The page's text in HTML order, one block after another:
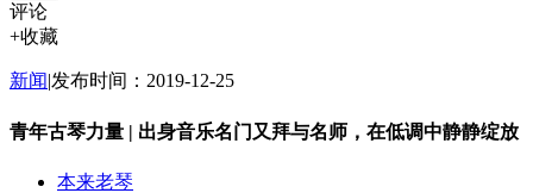
评论
+收藏
新闻|发布时间：2019-12-25
青年古琴力量 | 出身音乐名门又拜与名师，在低调中静静绽放
本来老琴